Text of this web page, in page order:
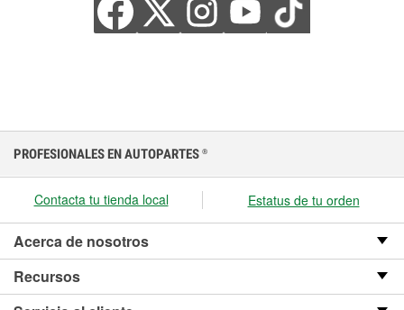
PROFESIONALES EN AUTOPARTES ®
Contacta tu tienda local Estatus de tu orden
Acerca de nosotros
Recursos